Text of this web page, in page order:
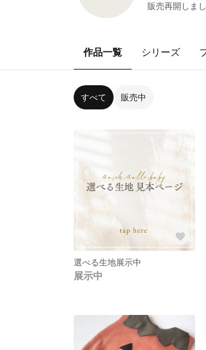
販売再開し
作品一覧 シリーズ
すべて 販売中
選べる生地展示中
展示中